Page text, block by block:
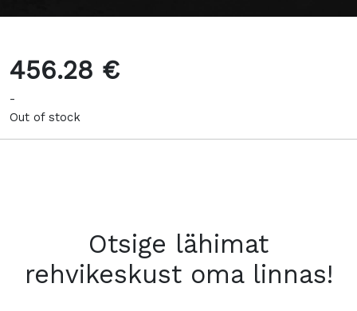
456.28 €
-
Out of stock
Otsige lähimat
rehvikeskust oma linnas!